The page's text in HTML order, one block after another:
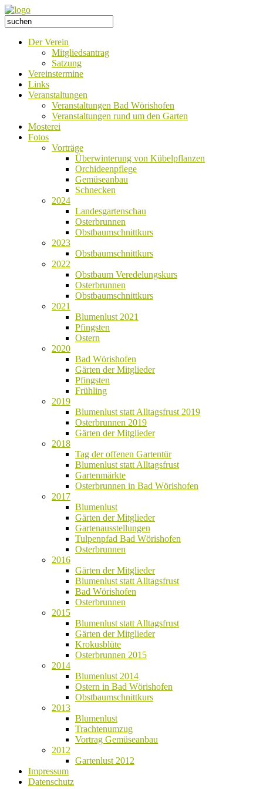
Der Verein
Mitgliedsantrag
Satzung
Vereinstermine
Links
Veranstaltungen
Veranstaltungen Bad Wörishofen
Veranstaltungen rund um den Garten
Mosterei
Fotos
Vorträge
Überwinterung von Kübelpflanzen
Orchideenpflege
Gemüseanbau
Schnecken
2024
Landesgartenschau
Osterbrunnen
Obstbaumschnittkurs
2023
Obstbaumschnittkurs
2022
Obstbaum Veredelungskurs
Osterbrunnen
Obstbaumschnittkurs
2021
Blumenlust 2021
Pfingsten
Ostern
2020
Bad Wörishofen
Gärten der Mitglieder
Pfingsten
Frühling
2019
Blumenlust statt Alltagsfrust 2019
Osterbrunnen 2019
Gärten der Mitglieder
2018
Tag der offenen Gartentür
Blumenlust statt Alltagsfrust
Gartenmärkte
Osterbrunnen in Bad Wörishofen
2017
Blumenlust
Gärten der Mitglieder
Gartenausstellungen
Tulpenpfad Bad Wörishofen
Osterbrunnen
2016
Gärten der Mitglieder
Blumenlust statt Alltagsfrust
Bad Wörishofen
Osterbrunnen
2015
Blumenlust statt Alltagsfrust
Gärten der Mitglieder
Krokusblüte
Osterbrunnen 2015
2014
Blumenlust 2014
Ostern in Bad Wörishofen
Obstbaumschnittkurs
2013
Blumenlust
Trachtenumzug
Vortrag Gemüseanbau
2012
Gartenlust 2012
Impressum
Datenschutz